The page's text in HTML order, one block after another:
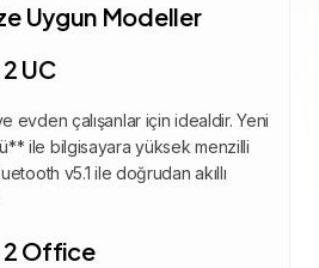
Uygun Modeller
UC
evden çalışanlar için idealdir. Yeni
ile bilgisayara yüksek menzilli
v5.1 ile doğrudan akıllı
2 Office